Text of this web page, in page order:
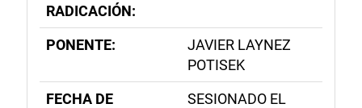
RADICACIÓN:
PONENTE:
JAVIER LAYNEZ
POTISEK
FECHA DE
SESIONADO EL